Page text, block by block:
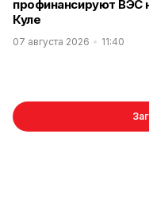
профинансируют ВЭС
Куле
07 августа 2026 11:40